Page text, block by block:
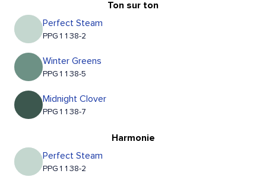
Ton sur ton
Perfect Steam
PPG1138-2
Winter Greens
PPG1138-5
Midnight Clover
PPG1138-7
Harmonie
Perfect Steam
PPG1138-2